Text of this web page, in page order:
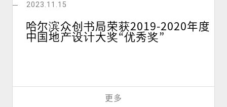
首页
2023.11.15
哈尔滨众创书局荣获2019-2020年度
中国地产设计大奖“优秀奖”
更多